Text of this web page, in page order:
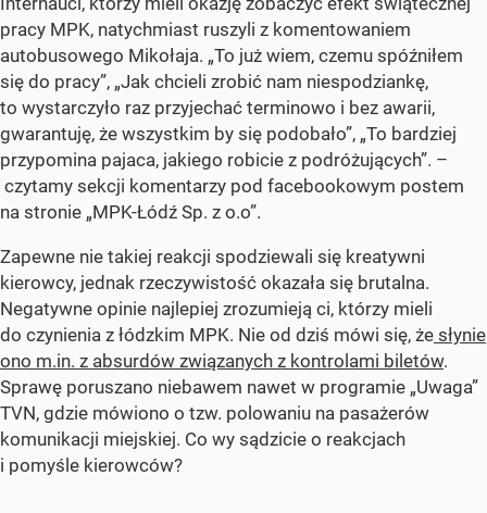
pracy MPK, natychmiast ruszyli z komentowaniem
autobusowego Mikołaja. „To już wiem, czemu spóźniłem
się do pracy”, „Jak chcieli zrobić nam niespodziankę,
to wystarczyło raz przyjechać terminowo i bez awarii,
gwarantuję, że wszystkim by się podobało”, „To bardziej
przypomina pajaca, jakiego robicie z podróżujących”. –
czytamy sekcji komentarzy pod facebookowym postem
na stronie „MPK-Łódź Sp. z o.o”.
Zapewne nie takiej reakcji spodziewali się kreatywni
kierowcy, jednak rzeczywistość okazała się brutalna.
Negatywne opinie najlepiej zrozumieją ci, którzy mieli
do czynienia z łódzkim MPK. Nie od dziś mówi się, że słynie
ono m.in. z absurdów związanych z kontrolami biletów.
Sprawę poruszano niebawem nawet w programie „Uwaga”
TVN, gdzie mówiono o tzw. polowaniu na pasażerów
komunikacji miejskiej. Co wy sądzicie o reakcjach
i pomyśle kierowców?